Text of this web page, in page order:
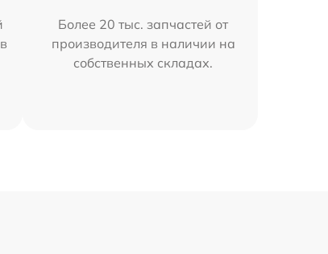
Более 20 тыс. запчастей от
производителя в наличии на
собственных складах.